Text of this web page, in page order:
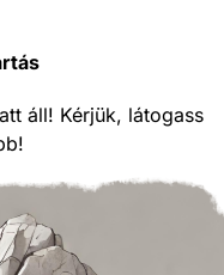
áll! Kérjük, látogass